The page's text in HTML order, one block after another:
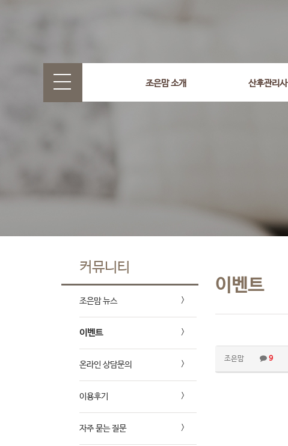
조은맘 소개 산후관리사
커뮤니티
조은맘 뉴스
이벤트
온라인 상담문의
이용후기
자주 묻는 질문
이벤트
조은맘 9